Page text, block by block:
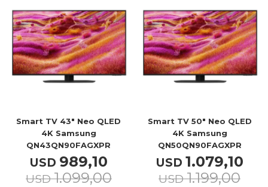
Smart TV 43" Neo QLED
4K Samsung
QN43QN90FAGXPR
USD 989,10
USD 1.099,00
Smart TV 50" Neo QLED
4K Samsung
QN50QN90FAGXPR
USD 1.079,10
USD 1.199,00